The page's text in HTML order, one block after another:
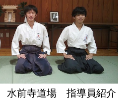
前寺道場 指導員紹介